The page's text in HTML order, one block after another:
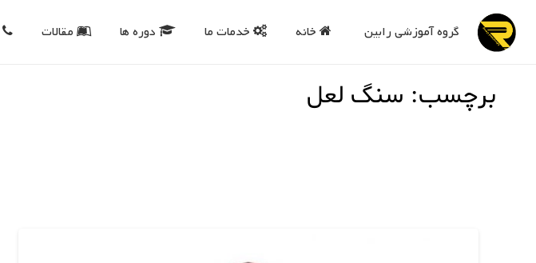
گروه آموزشی رابین خانه خدمات ما دوره ها مقالات
برچسب: سنگ لعل